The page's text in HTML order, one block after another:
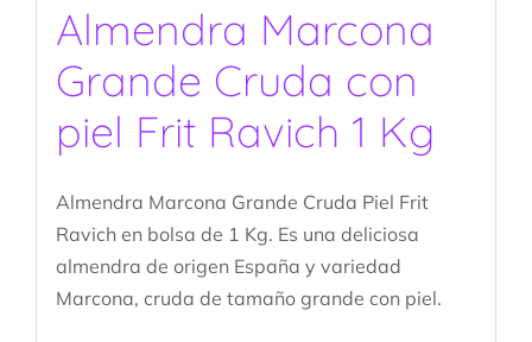
Almendra Marcona
Grande Cruda con
piel Frit Ravich 1 Kg
Almendra Marcona Grande Cruda Piel Frit
Ravich en bolsa de 1 Kg. Es una deliciosa
almendra de origen España y variedad
Marcona, cruda de tamaño grande con piel.